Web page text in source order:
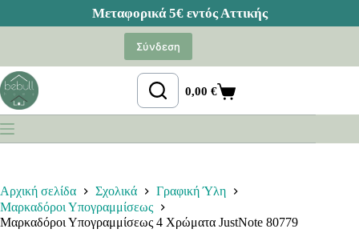
Σύνδεση
Καλάθι
Αγορών
0,00€
Αρχική σελίδα Σχολικά
Γραφική Ύλη
Μαρκαδόροι Υπογραμμίσεως
Μαρκαδόροι Υπογραμμίσεως 4 Χρώματα JustNote 80779